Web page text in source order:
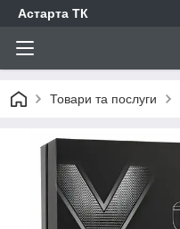
Астарта ТК
Товари та послуги